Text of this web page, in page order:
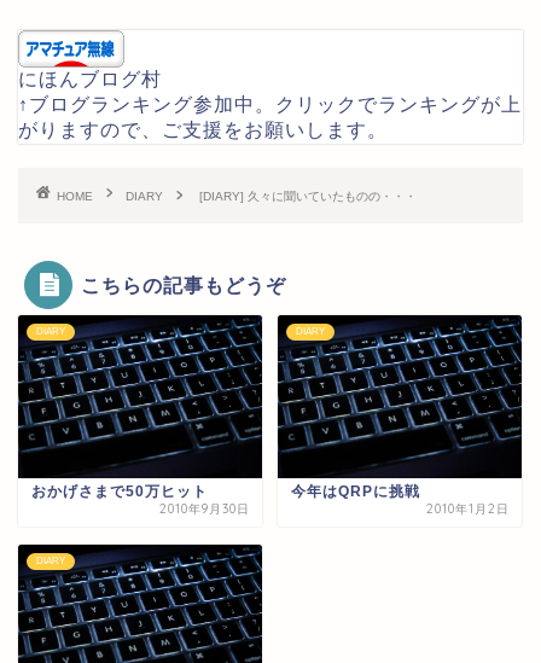
にほんブログ村
↑ブログランキング参加中。クリックでランキングが上
がりますので、ご支援をお願いします。
HOME DIARY [DIARY] 久々に聞いていたものの・・・
こちらの記事もどうぞ
DIARY
おかげさまで50万ヒット
2010年9月30日
DIARY
今年はQRPに挑戦
2010年1月2日
DIARY